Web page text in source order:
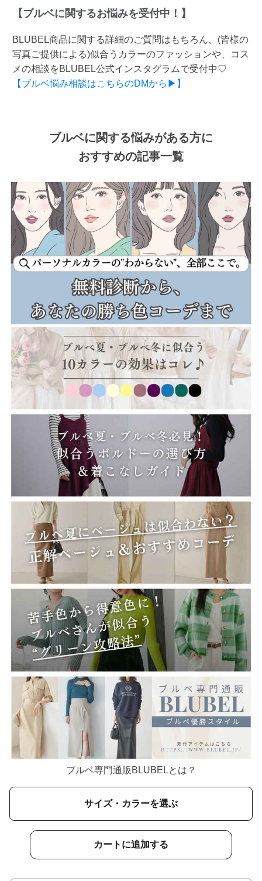
【ブルベに関するお悩みを受付中！】
BLUBEL商品に関する詳細のご質問はもちろん、(皆様の
写真ご提供による)似合うカラーのファッションや、コス
メの相談をBLUBEL公式インスタグラムで受付中♡
【ブルベ悩み相談はこちらのDMから▶】
ブルベに関する悩みがある方に
おすすめの記事一覧
ブルベ専門通販BLUBELとは？
サイズ・カラーを選ぶ
カートに追加する